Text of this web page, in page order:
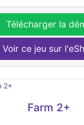
Télécharger la
Voir ce jeu sur
Farm 2+